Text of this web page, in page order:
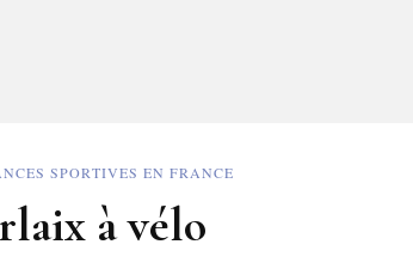
SPORTIVES EN FRANCE
à vélo